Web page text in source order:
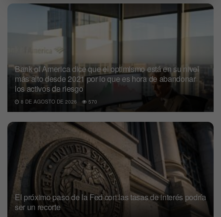
Bank of America dice que el optimismo está en su nivel
más alto desde 2021 por lo que es hora de abandonar
los activos de riesgo
8 DE AGOSTO DE 2026 570
El próximo paso de la Fed con las tasas de interés podría
ser un recorte